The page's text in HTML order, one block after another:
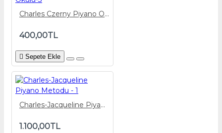
Charles Czerny Piyano Okulu-3
400,00TL
Sepete Ekle
Charles-Jacqueline Piyano Metodu - 1
1.100,00TL